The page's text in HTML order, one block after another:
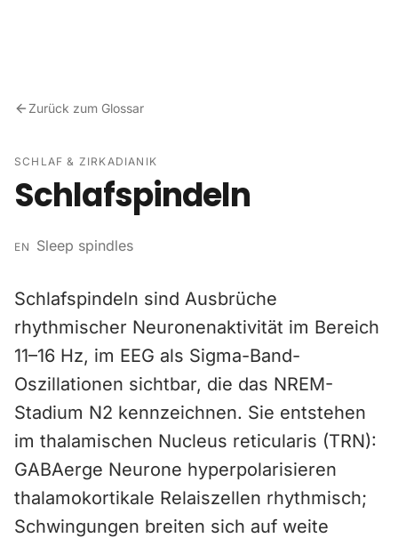
Zurück zum Glossar
SCHLAF & ZIRKADIANIK
Schlafspindeln
EN Sleep spindles
Schlafspindeln sind Ausbrüche
rhythmischer Neuronenaktivität im Bereich
11–16 Hz, im EEG als Sigma-Band-
Oszillationen sichtbar, die das NREM-
Stadium N2 kennzeichnen. Sie entstehen
im thalamischen Nucleus reticularis (TRN):
GABAerge Neurone hyperpolarisieren
thalamokortikale Relaiszellen rhythmisch;
Schwingungen breiten sich auf weite